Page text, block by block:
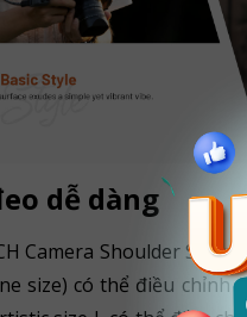
dễ dàng
Camera Shoulder
size) có thể điều chỉnh